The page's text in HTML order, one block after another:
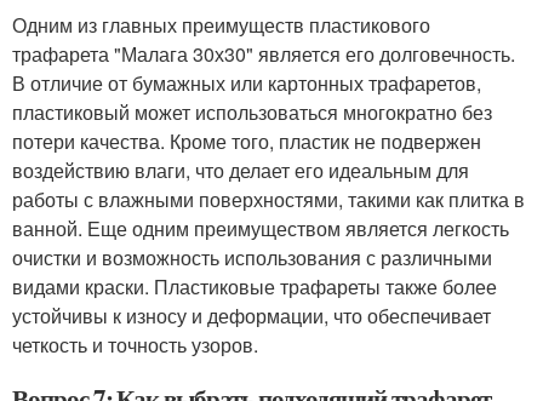
Одним из главных преимуществ пластикового
трафарета "Малага 30х30" является его долговечность.
В отличие от бумажных или картонных трафаретов,
пластиковый может использоваться многократно без
потери качества. Кроме того, пластик не подвержен
воздействию влаги, что делает его идеальным для
работы с влажными поверхностями, такими как плитка в
ванной. Еще одним преимуществом является легкость
очистки и возможность использования с различными
видами краски. Пластиковые трафареты также более
устойчивы к износу и деформации, что обеспечивает
четкость и точность узоров.